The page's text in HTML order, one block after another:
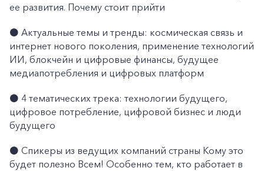
ее развития. Почему стоит прийти
⚫️ Актуальные темы и тренды: космическая связь и
интернет нового поколения, применение технологий
ИИ, блокчейн и цифровые финансы, будущее
медиапотребления и цифровых платформ
⚫️ 4 тематических трека: технологии будущего,
цифровое потребление, цифровой бизнес и люди
будущего
⚫️ Спикеры из ведущих компаний страны Кому это
будет полезно Всем! Особенно тем, кто работает в